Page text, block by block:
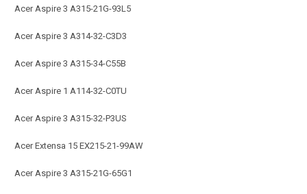
Acer Aspire 3 A315-21G-93L5
Acer Aspire 3 A314-32-C3D3
Acer Aspire 3 A315-34-C55B
Acer Aspire 1 A114-32-C0TU
Acer Aspire 3 A315-32-P3US
Acer Extensa 15 EX215-21-99AW
Acer Aspire 3 A315-21G-65G1